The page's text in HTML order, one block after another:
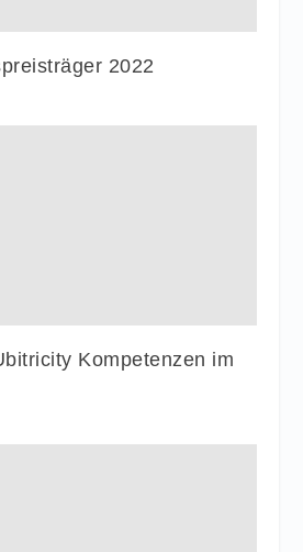
2022
Kompetenzen im